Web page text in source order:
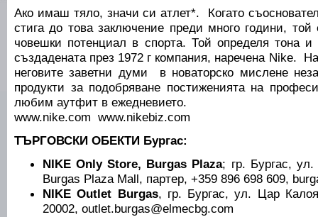
Ако имаш тяло, значи си атлет*. Когато
стига до това заключение преди много години,
човешки потенциал в спорта. Той определя тона и
създадената през 1972 г компания, наречена Nike.
неговите заветни думи в новаторско мислене
продукти за подобряване постиженията на
любим аутфит в ежедневието.
www.nike.com www.nikebiz.com
ТЪРГОВСКИ ОБЕКТИ Бургас:
NIKE Only Store, Burgas Plaza; гр. Бургас, ул.
Burgas Plaza Mall, партер, +359 896 698 609,
NIKE Outlet Burgas, гр. Бургас, ул. Цар
20002, outlet.burgas@elmecbg.com